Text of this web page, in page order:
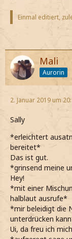
Einmal editiert,
Mali
Aurorin
2. Januar 2019 um
Sally
*erleichtert
bereitet*
Das ist gut.
*grinsend meine
Hey!
*mit einer
halblaut ausrufe*
*mir beleidigt die
unterdrücken
Ui, da freu ich